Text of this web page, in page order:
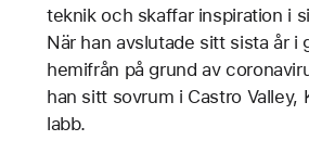
teknik och skaffar inspiration i
När han avslutade sitt sista år i
hemifrån på grund av
han sitt sovrum i Castro Valley,
labb.